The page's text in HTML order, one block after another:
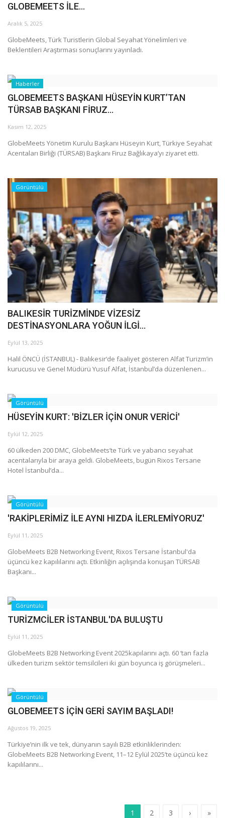
GLOBEMEETS İLE...
Aralık 5, 2025
GlobeMeets, Türk Turistlerin Global Seyahat Yönelimleri ve
Beklentileri Araştırması sonuçlarını yayınladı.
Haberler
GLOBEMEETS BAŞKANI HÜSEYİN KURT’TAN
TÜRSAB BAŞKANI FİRUZ...
Kasım 12, 2025
GlobeMeets Yönetim Kurulu Başkanı Hüseyin Kurt, Türkiye Seyahat
Acentaları Birliği (TÜRSAB) Başkanı Firuz Bağlıkaya’yı ziyaret etti.
Görüntülü
BALIKESİR TURİZMİNDE VİZESİZ
DESTİNASYONLARA YOĞUN İLGİ...
Eylül 13, 2025
Halil ÖNCÜ (İSTANBUL) - Balıkesir’de faaliyet gösteren Alfat Turizm’in
kurucusu ve Genel Müdürü Yusuf Alfat, İstanbul’da düzenlenen...
Görüntülü
HÜSEYİN KURT: 'BİZLER İÇİN ONUR VERİCİ'
Eylül 12, 2025
60 ülkeden 200 DMC, GlobeMeets’te Türk ve yabancı seyahat
acentalarıyla bir araya geldi. GlobeMeets, bugün Rixos Tersane
Hotel İstanbul’da...
Görüntülü
'RAKİPLERİMİZ İLE AYNI HIZDA İLERLEMİYORUZ'
Eylül 11, 2025
GlobeMeets B2B Networking Event, Rixos Tersane İstanbul'da
üçüncü kez kapılılarını açtı. Etkinliğin açılışında konuşan TÜRSAB
Başkanı...
Görüntülü
TURİZMCİLER İSTANBUL'DA BULUŞTU
Eylül 11, 2025
GlobeMeets B2B Networking Event 2025kapılarını açtı. 60 ‘tan fazla
ülkeden turizm sektör temsilcileri iki gün boyunca iş görüşmeleri...
Görüntülü
GLOBEMEETS İÇİN GERİ SAYIM BAŞLADI!
Ağustos 19, 2025
Türkiye’nin ilk ve tek, dünyanın sayılı B2B etkinliklerinden:
GlobeMeets B2B Networking Event, 11–12 Eylül 2025’te üçüncü kez
kapılılarını...
1 2 3 › »